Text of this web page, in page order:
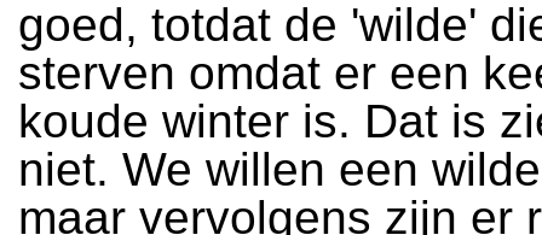
goed, totdat de 'wilde'
sterven omdat er een
koude winter is. Dat is
niet. We willen een
maar vervolgens zijn er